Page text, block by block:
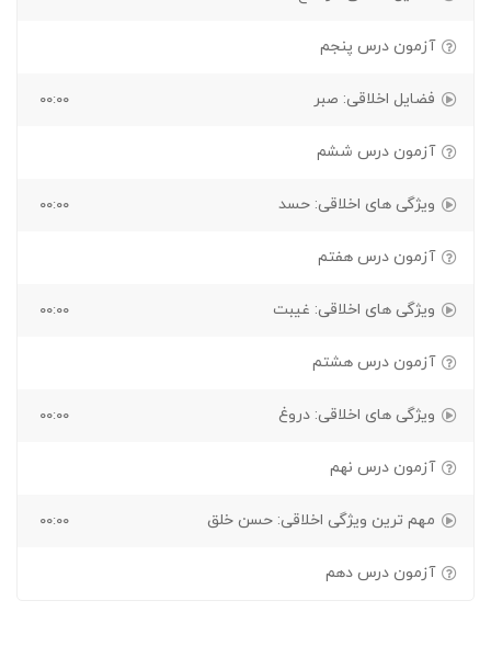
آزمون درس پنجم
فضایل اخلاقی: صبر ۰۰:۰۰
آزمون درس ششم
ویژگی های اخلاقی: حسد ۰۰:۰۰
آزمون درس هفتم
ویژگی های اخلاقی: غیبت ۰۰:۰۰
آزمون درس هشتم
ویژگی های اخلاقی: دروغ ۰۰:۰۰
آزمون درس نهم
مهم ترین ویژگی اخلاقی: حسن خلق ۰۰:۰۰
آزمون درس دهم